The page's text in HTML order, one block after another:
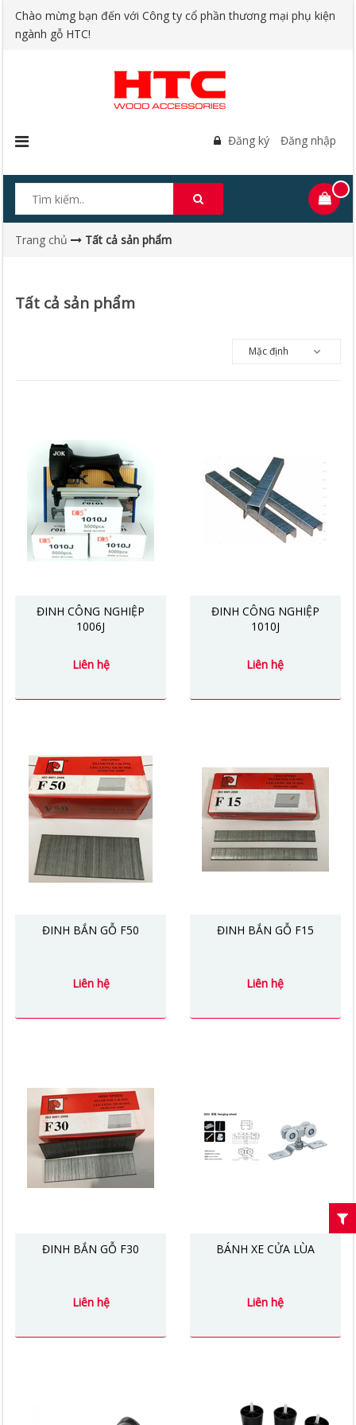
Chào mừng bạn đến với Công ty cổ phần thương mại phụ kiện
ngành gỗ HTC!
Đăng ký Đăng nhập
Trang chủ Tất cả sản phẩm
Tất cả sản phẩm
ĐINH CÔNG NGHIỆP
1006J
Liên hệ
ĐINH CÔNG NGHIỆP
1010J
Liên hệ
ĐINH BẮN GỖ F50
Liên hệ
ĐINH BẮN GỖ F15
Liên hệ
ĐINH BẮN GỖ F30
Liên hệ
BÁNH XE CỬA LÙA
Liên hệ